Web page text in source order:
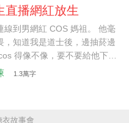
罵我詛咒人，直接把我的賬
想到幾天後，因為我懶得解封
害我封號的粉絲們卻在網上眾
。 「發財大師，求求您回來
他要出海放生自己，您快救
竊神形，炁逆衝泥丸，香灰落
淵。 嘖嘖嘖，我就說他要倒血
直播網紅放生
線到男網紅 COS 媽祖。 他毫
，知道我是道士後，邊抽菸邊
得像不像，要不要給他下跪
反過來對他說道：「我觀你印
了，不如你給我下跪磕頭，我
1.3萬字
故事會